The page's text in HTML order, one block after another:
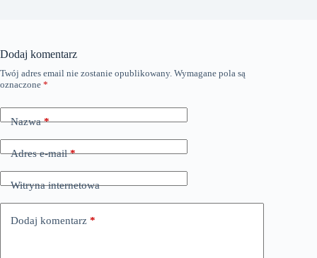
Dodaj komentarz
Twój adres email nie zostanie opublikowany. Wymagane pola są
oznaczone *
Nazwa*
Adres e-mail*
Witryna internetowa
Dodaj komentarz *